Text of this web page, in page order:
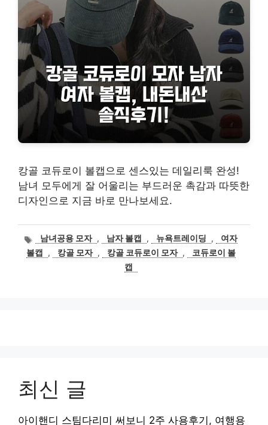
캉골 코듀로이 볼캡으로 센스있는 데일리룩 완성!
남녀 모두에게 잘 어울리는 부드러운 촉감과 따뜻한
디자인으로 지금 바로 만나보세요.
태
그
남녀공용 모자 , 남자 볼캡 , 뉴욕트레이딩 ,
여자
볼캡
, 캉골 모자 , 캉골 코듀로이 모자 ,
코듀로이 볼
캡
최신 글
아이핸디 스팀다리미 써보니 2주 사용후기, 여행용